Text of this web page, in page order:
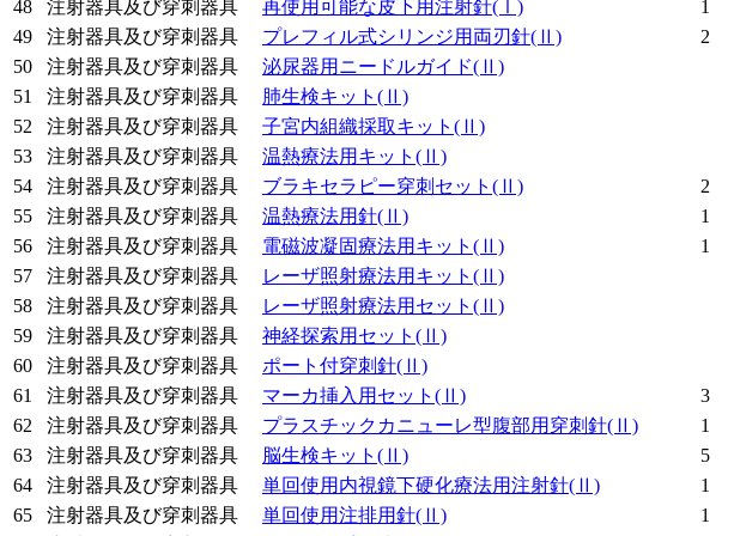
48 注射器具及び穿刺器具 再使用可能な皮下用注射針(Ⅰ) 1
49
注射器具及び穿刺器具 プレフィル式シリンジ用両刃針(Ⅱ) 2
50
注射器具及び穿刺器具 泌尿器用ニードルガイド(Ⅱ)
51
注射器具及び穿刺器具 肺生検キット (Ⅱ)
52
注射器具及び穿刺器具 子宮内組織採取キット (Ⅱ)
53
注射器具及び穿刺器具 温熱療法用キット (Ⅱ)
54
注射器具及び穿刺器具 ブラキセラピー穿刺セット (Ⅱ) 2
55
注射器具及び穿刺器具 温熱療法用針(Ⅱ) 1
56
注射器具及び穿刺器具 電磁波凝固療法用キット (Ⅱ) 1
57
注射器具及び穿刺器具 レーザ照射療法用キット (Ⅱ)
58
注射器具及び穿刺器具 レーザ照射療法用セット (Ⅱ)
59
注射器具及び穿刺器具 神経探索用セット (Ⅱ)
60
注射器具及び穿刺器具 ポート付穿刺針(Ⅱ)
61
注射器具及び穿刺器具 マーカ挿入用セット (Ⅱ) 3
62
注射器具及び穿刺器具 プラスチックカニューレ型腹部用穿刺針(Ⅱ) 1
63
注射器具及び穿刺器具 脳生検キット (Ⅱ) 5
64
注射器具及び穿刺器具 単回使用内視鏡下硬化療法用注射針(Ⅱ) 1
65
注射器具及び穿刺器具 単回使用注排用針(Ⅱ) 1